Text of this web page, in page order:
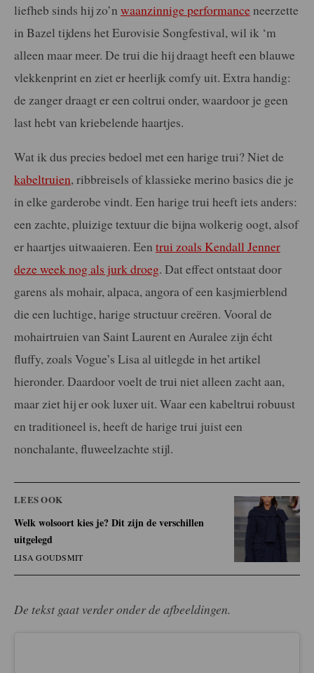
liefheb sinds hij zo’n waanzinnige performanceneerzette
in Bazel tijdens het Eurovisie Songfestival, wil ik ‘m
alleen maar meer. De trui die hij draagt heeft een blauwe
vlekkenprint en ziet er heerlijk comfy uit. Extra handig:
de zanger draagt er een coltrui onder, waardoor je geen
last hebt van kriebelende haartjes.
Wat ik dus precies bedoel met een harige trui? Niet de
kabeltruien, ribbreisels of klassieke merino basics die je
in elke garderobe vindt. Een harige trui heeft iets anders:
een zachte, pluizige textuur die bijna wolkerig oogt, alsof
er haartjes uitwaaieren. Een trui zoals Kendall Jenner
deze week nog als jurk droeg. Dat effect ontstaat door
garens als mohair, alpaca, angora of een kasjmierblend
die een luchtige, harige structuur creëren. Vooral de
mohairtruien van Saint Laurent en Auralee zijn écht
fluffy, zoals Vogue’s Lisa al uitlegde in het artikel
hieronder. Daardoor voelt de trui niet alleen zacht aan,
maar ziet hij er ook luxer uit. Waar een kabeltrui robuust
en traditioneel is, heeft de harige trui juist een
nonchalante, fluweelzachte stijl.
LEES OOK
Welk wolsoort kies je? Dit zijn de verschillen
uitgelegd
LISA GOUDSMIT
De tekst gaat verder onder de afbeeldingen.